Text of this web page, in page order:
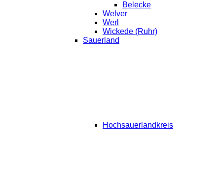
Belecke
Welver
Werl
Wickede (Ruhr)
Sauerland
Hochsauerlandkreis